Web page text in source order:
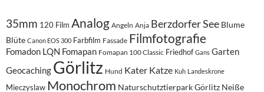
35mm 120 Film Analog Angeln Anja Berzdorfer See Blume
Blüte Canon EOS 300 Farbfilm Fassade Filmfotografie
Fomadon LQN Fomapan Fomapan 100 Classic Friedhof Gans Garten
Geocaching Görlitz Hund Kater Katze Kuh Landeskrone
Mieczyslaw Monochrom Naturschutztierpark Görlitz Neiße